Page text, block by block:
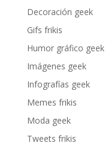
Decoración geek
Gifs frikis
Humor gráfico geek
Imágenes geek
Infografías geek
Memes frikis
Moda geek
Tweets frikis